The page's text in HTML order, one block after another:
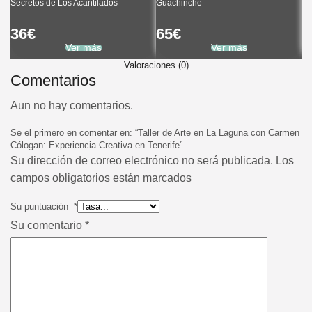
Secretos de Los Acantilados
36€
Ver más
Guachinche
65€
Ver más
Valoraciones (0)
Comentarios
Aun no hay comentarios.
Se el primero en comentar en: “Taller de Arte en La Laguna con Carmen
Cólogan: Experiencia Creativa en Tenerife”
Su dirección de correo electrónico no será publicada. Los
campos obligatorios están marcados
Su puntuación *
Su comentario *